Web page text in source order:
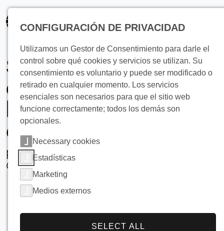
principal
Soluciones de
calefacción de
biomasa de alta
eficiencia
para obtener el máximo rendimiento
del biogás
CONFIGURACIÓN DE PRIVACIDAD
Utilizamos un Gestor de Consentimiento para darle el
control sobre qué cookies y servicios se utilizan. Su
consentimiento es voluntario y puede ser modificado o
retirado en cualquier momento. Los servicios
esenciales son necesarios para que el sitio web
funcione correctamente; todos los demás son
opcionales.
Necessary cookies
Estadísticas
Marketing
Medios externos
SELECT ALL